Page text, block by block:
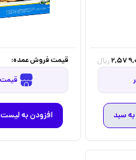
ریال
سبد
قیمت فروش عمده:
قیمت تامین‌کنندگان دیگر
افزودن به لیست